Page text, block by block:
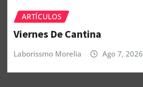
ARTÍCULOS
Viernes De Cantina
Laborissmo Morelia Ago 7, 2026